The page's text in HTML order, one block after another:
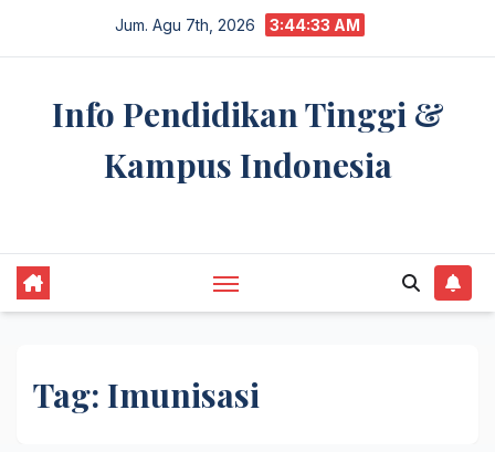
Jum. Agu 7th, 2026 3:44:34 AM
Info Pendidikan Tinggi &
Kampus Indonesia
Tag: Imunisasi